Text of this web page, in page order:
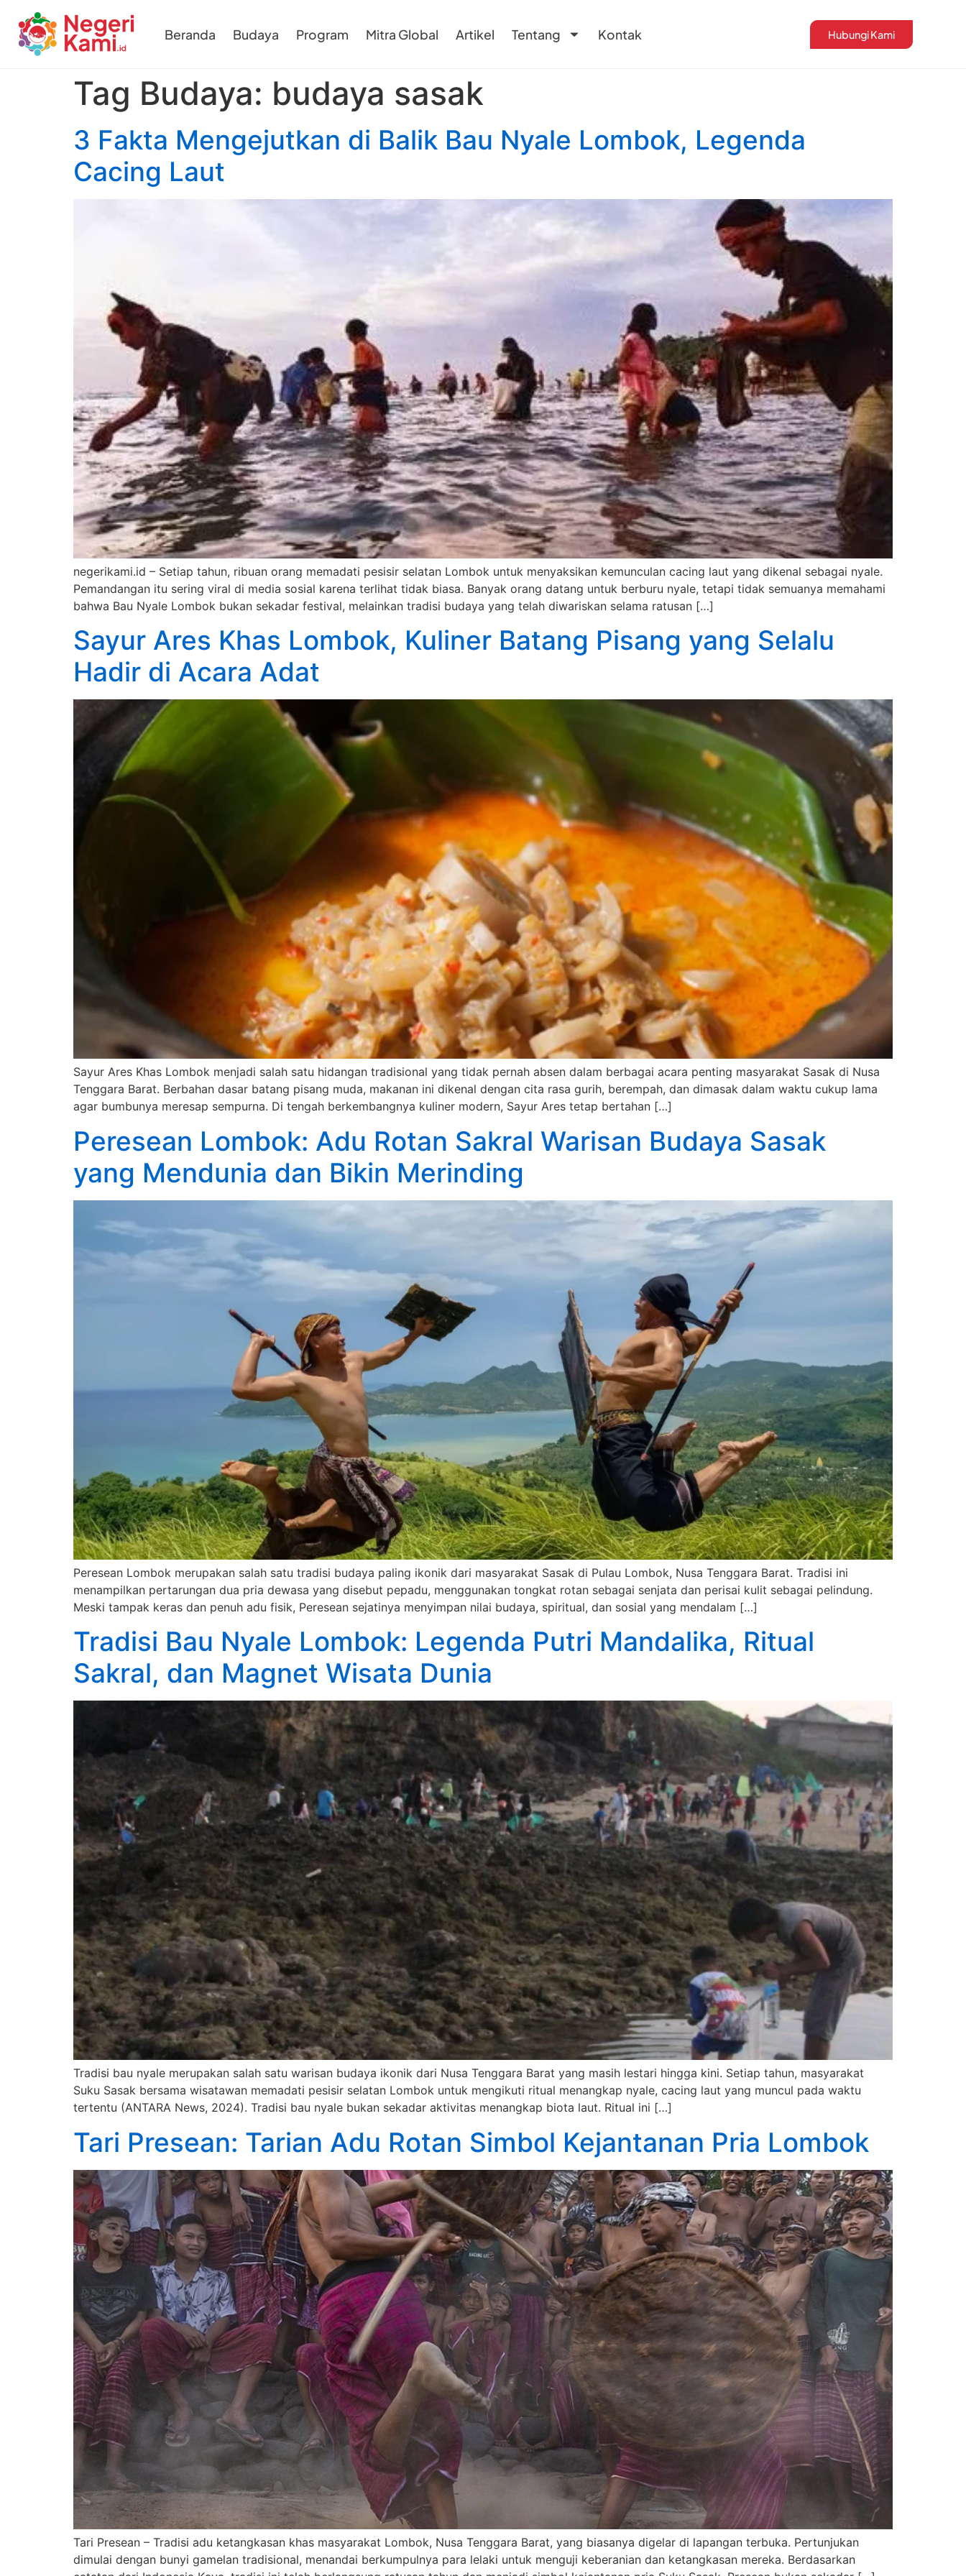
Beranda Budaya Program Mitra Global Artikel Tentang Kontak Hubungi Kami
Tag Budaya: budaya sasak
3 Fakta Mengejutkan di Balik Bau Nyale Lombok, Legenda
Cacing Laut
negerikami.id – Setiap tahun, ribuan orang memadati pesisir selatan Lombok untuk menyaksikan kemunculan cacing laut yang dikenal sebagai nyale.
Pemandangan itu sering viral di media sosial karena terlihat tidak biasa. Banyak orang datang untuk berburu nyale, tetapi tidak semuanya memahami
bahwa Bau Nyale Lombok bukan sekadar festival, melainkan tradisi budaya yang telah diwariskan selama ratusan […]
Sayur Ares Khas Lombok, Kuliner Batang Pisang yang Selalu
Hadir di Acara Adat
Sayur Ares Khas Lombok menjadi salah satu hidangan tradisional yang tidak pernah absen dalam berbagai acara penting masyarakat Sasak di Nusa
Tenggara Barat. Berbahan dasar batang pisang muda, makanan ini dikenal dengan cita rasa gurih, berempah, dan dimasak dalam waktu cukup lama
agar bumbunya meresap sempurna. Di tengah berkembangnya kuliner modern, Sayur Ares tetap bertahan […]
Peresean Lombok: Adu Rotan Sakral Warisan Budaya Sasak
yang Mendunia dan Bikin Merinding
Peresean Lombok merupakan salah satu tradisi budaya paling ikonik dari masyarakat Sasak di Pulau Lombok, Nusa Tenggara Barat. Tradisi ini
menampilkan pertarungan dua pria dewasa yang disebut pepadu, menggunakan tongkat rotan sebagai senjata dan perisai kulit sebagai pelindung.
Meski tampak keras dan penuh adu fisik, Peresean sejatinya menyimpan nilai budaya, spiritual, dan sosial yang mendalam […]
Tradisi Bau Nyale Lombok: Legenda Putri Mandalika, Ritual
Sakral, dan Magnet Wisata Dunia
Tradisi bau nyale merupakan salah satu warisan budaya ikonik dari Nusa Tenggara Barat yang masih lestari hingga kini. Setiap tahun, masyarakat
Suku Sasak bersama wisatawan memadati pesisir selatan Lombok untuk mengikuti ritual menangkap nyale, cacing laut yang muncul pada waktu
tertentu (ANTARA News, 2024). Tradisi bau nyale bukan sekadar aktivitas menangkap biota laut. Ritual ini […]
Tari Presean: Tarian Adu Rotan Simbol Kejantanan Pria Lombok
Tari Presean – Tradisi adu ketangkasan khas masyarakat Lombok, Nusa Tenggara Barat, yang biasanya digelar di lapangan terbuka. Pertunjukan
dimulai dengan bunyi gamelan tradisional, menandai berkumpulnya para lelaki untuk menguji keberanian dan ketangkasan mereka. Berdasarkan